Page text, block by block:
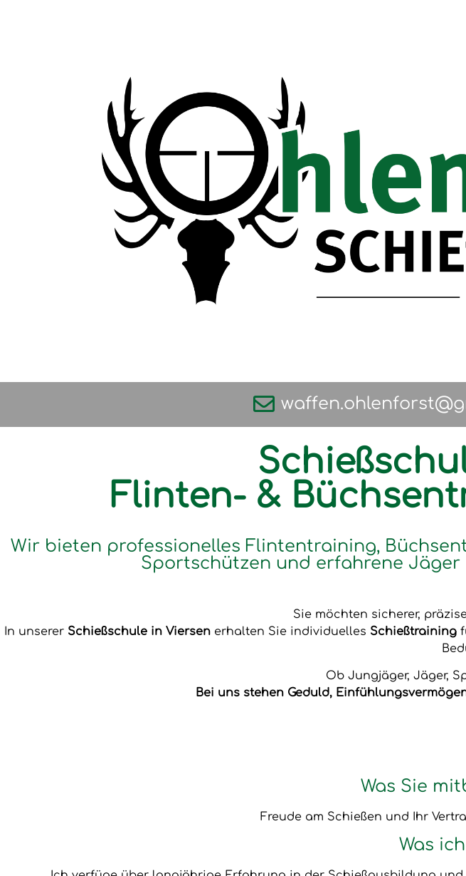
Flinten- &
Wir bieten professionelles Flintentraining,
Sportschützen und erfahrene Jäger
Sie möchten sicherer,
In unserer Schießschule in Viersenerhalten Sie individuelles Schießtraining
Ob Jungjäger, Jäger,
Bei uns stehen Geduld,
Was Sie
Freude am Schießen und Ihr
Was